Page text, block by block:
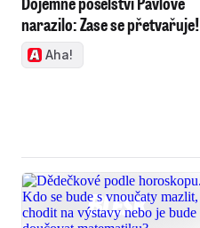
narazilo: Zase se přetvařuje!
Aha!